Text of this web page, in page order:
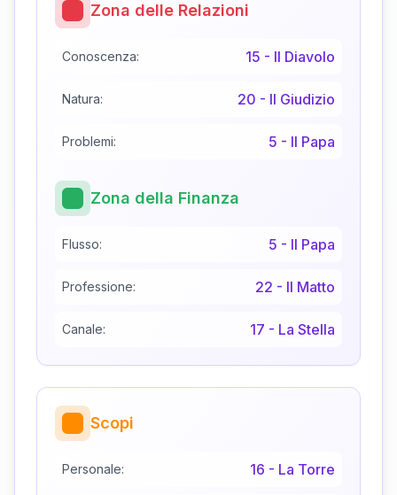
Zona delle Relazioni
Conoscenza: 15 - Il Diavolo
Natura: 20 - Il Giudizio
Problemi: 5 - Il Papa
Zona della Finanza
Flusso: 5 - Il Papa
Professione: 22 - Il Matto
Canale: 17 - La Stella
Scopi
Personale: 16 - La Torre